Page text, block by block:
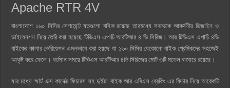
Apache RTR 4V
বাংলাদেশে ১৬০ সিসির সেগমেন্টে যতগুলাে বাইক রয়েছে তারমধ্যে সবথেকে আকর্ষনীয় ডিজাইন ও
ডাইমেনশন নিয়ে তৈরি করা হয়েছে টিভিএস এপাচি আরটিআর ৪ ভি সিরিজ। আর টিভিএস এপাচি ৪ভি
বাইকের কালার ভেরিয়েশন এমনভাবে করা হয়ছে যা ১৬০ সিসির যেকোনো বাইক প্রেমিকদের সহজেই
আকৃষ্ট করে ফেলে। বর্তমান সময়ে টিভিএস আরটিআর ৪ভি সিরিজের মোট ৩টি মডেল বাজারে রয়েছে।
যার মধ্যে স্মার্ট এক্স কানেক্ট ফিচারস সহ দুইটা বাইক আর এবিএস ব্রেকিং এর ফিচার নিয়ে আরেকটি